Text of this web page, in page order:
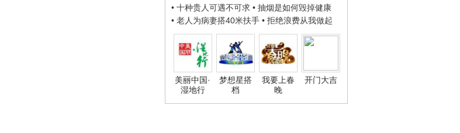
• 十种贵人可遇不可求 • 抽烟是如何毁掉健康
• 老人为病妻搭40米扶手 • 拒绝浪费从我做起
美丽中国·
湿地行
梦想星搭
档
我要上春
晚
开门大吉